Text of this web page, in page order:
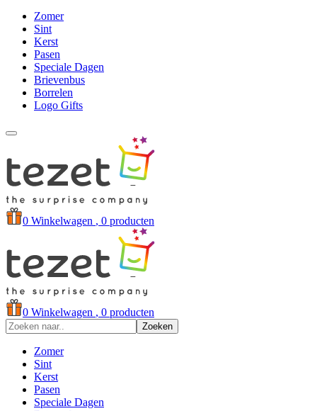
Zomer
Sint
Kerst
Pasen
Speciale Dagen
Brievenbus
Borrelen
Logo Gifts
0 Winkelwagen , 0 producten
0 Winkelwagen , 0 producten
Zoeken
Zomer
Sint
Kerst
Pasen
Speciale Dagen